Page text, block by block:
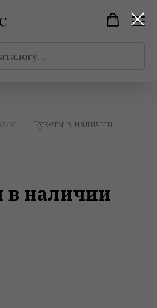
→ Букеты в наличии
в наличии